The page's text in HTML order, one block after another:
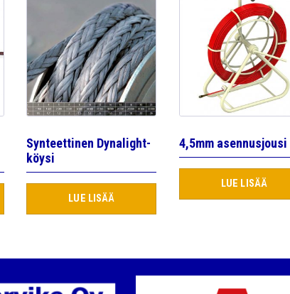
Synteettinen Dynalight-
köysi
LUE LISÄÄ
4,5mm asennusjousi
LUE LISÄÄ